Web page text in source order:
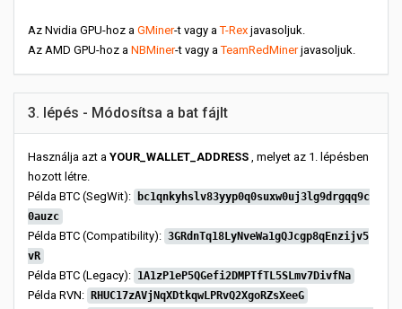
Az Nvidia GPU-hoz a GMiner-t vagy aT-Rex javasoljuk.
Az AMD GPU-hoz a NBMiner-t vagy aTeamRedMinerjavasoljuk.
3. lépés - Módosítsa a bat fájlt
Használja azt a YOUR_WALLET_ADDRESS , melyet az 1. lépésben
hozott létre.
Példa BTC (SegWit):
bc1qnkyhslv83yyp0q0suxw0uj3lg9drgqq9c
0auzc
Példa BTC (Compatibility): 3GRdnTq18LyNveWa1gQJcgp8qEnzijv5
vR
Példa BTC (Legacy): 1A1zP1eP5QGefi2DMPTfTL5SLmv7DivfNa
Példa RVN: RHUC17zAVjNqXDtkqwLPRvQ2XgoRZsXeeG